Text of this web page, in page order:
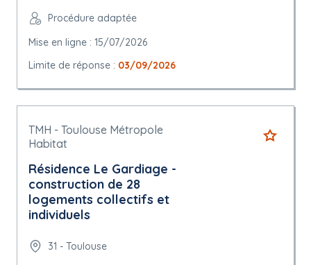
Procédure adaptée
Mise en ligne : 15/07/2026
Limite de réponse : 03/09/2026
TMH - Toulouse Métropole
Habitat
Résidence Le Gardiage -
construction de 28
logements collectifs et
individuels
31 - Toulouse